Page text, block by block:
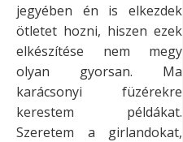
jegyében én is elkezdek
ötletet hozni, hiszen ezek
elkészítése nem megy
olyan gyorsan. Ma
karácsonyi füzérekre
kerestem példákat.
Szeretem a girlandokat,